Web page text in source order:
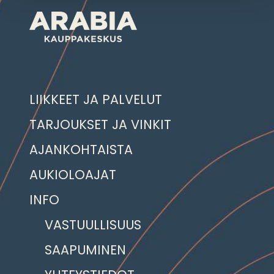
LIIKKEET JA PALVELUT
TARJOUKSET JA VINKIT
AJANKOHTAISTA
AUKIOLOAJAT
INFO
VASTUULLISUUS
SAAPUMINEN